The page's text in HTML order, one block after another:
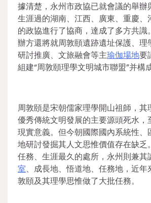
據清楚，永州市政協已就會議的舉辦
生涯過的湖南、江西、廣東、重慶、
的政協進行了協商，達成了多方共識
辦方還將就周敦頤遺跡遺址保護、理
研討推廣、文旅融會等主瑜伽場地要
組建“周敦頤理學文明城市聯盟”并構
周敦頤是宋朝儒家理學開山祖師，其
優秀傳統文明發展的主要源頭死水，
現實意義。但今朝國際國內系統性、
地研討發掘其人文思惟價值存在缺乏
任務、生涯最久的處所，永州則兼其
室、成長地、悟道地、任務地，近年
敦頤及其理學思惟做了大批任務。